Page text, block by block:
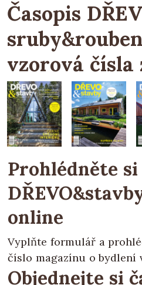
Časopis
vzorová čísla
Prohlédněte si
online
Vyplňte formulář a
číslo magazínu o bydlení
Objednejte si